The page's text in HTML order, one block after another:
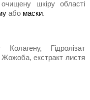
шкіру області
або маски.
Колагену, Гідролізат
Жожоба, екстракт листя